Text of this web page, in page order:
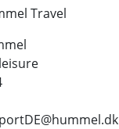
Travel